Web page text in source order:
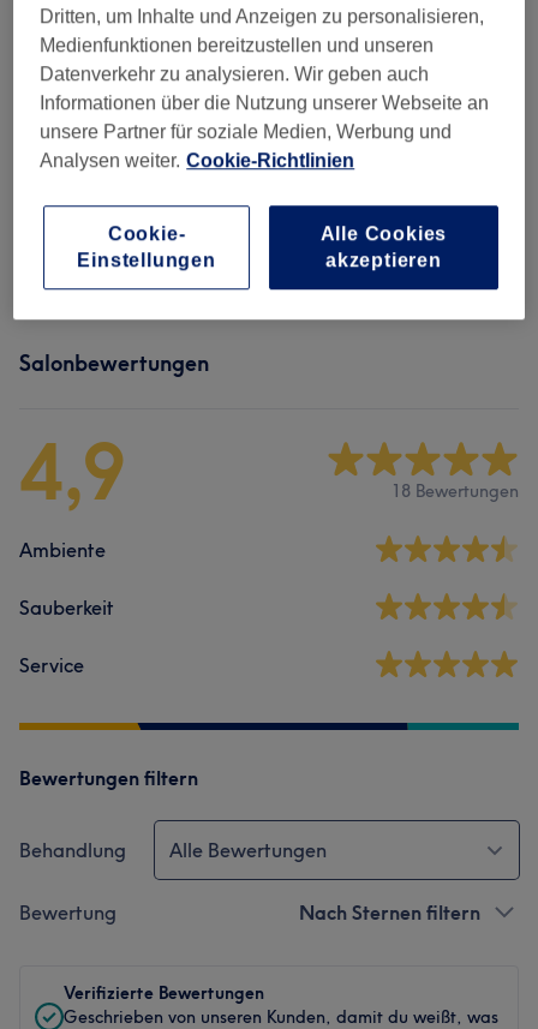
Herren Farbe (1)
Herren - Haarschnitte & Stylings 9) ab 5 €
Kinder - Haarschnitte & Stylings ( 2)
Damen - Haarschnitte & Stylings (2) ab 30 €
Damen - Farbe & Coloration ab 50 €
Salonbewertungen
4,9 18 Bewertungen
Ambiente
Sauberkeit
Service
Bewertungen filtern
Behandlung Alle Bewertungen
Bewertung Nach Sternen filtern
Verifizierte Bewertungen
Geschrieben von unseren Kunden, damit du weißt, was
Dritten, um Inhalte und Anzeigen zu personalisieren,
Medienfunktionen bereitzustellen und unseren
Datenverkehr zu analysieren. Wir geben auch
Informationen über die Nutzung unserer Webseite an
unsere Partner für soziale Medien, Werbung und
Analysen weiter. Cookie-Richtlinien
Cookie-
Einstellungen
Alle Cookies
akzeptieren